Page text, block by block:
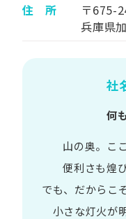
住 所
〒675-
兵庫県
社
何
山の​奥。​こ
便利さも煌
でも、​だから​こ
小さな​灯火が​